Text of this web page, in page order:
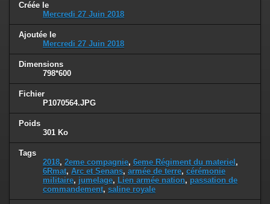
Créée le
Mercredi 27 Juin 2018
Ajoutée le
Mercredi 27 Juin 2018
Dimensions
798*600
Fichier
P1070564.JPG
Poids
301 Ko
Tags
2018, 2eme compagnie, 6eme Régiment du materiel,
6Rmat, Arc et Senans, armée de terre, cérémonie
militaire, jumelage, Lien armée nation, passation de
commandement, saline royale